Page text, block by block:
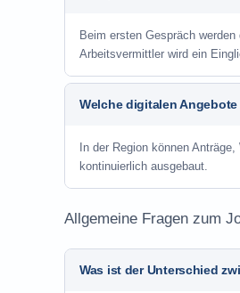
Beim ersten Gespräch
Arbeitsvermittler wird ein
Welche digitalen
In der Region können
kontinuierlich ausgebaut.
Allgemeine Fragen zum
Was ist der Unterschied